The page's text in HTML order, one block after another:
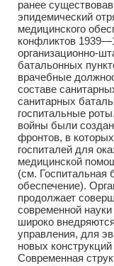
ранее
эпидемический
медицинского
конфликтов
организационно-
батальонных
врачебные
составе
санитарных
госпитальные
войны были
фронтов, в
госпиталей для
медицинской
(см. Госпитальная
обеспечение).
продолжает
современной
широко
управления, для
новых
Современная